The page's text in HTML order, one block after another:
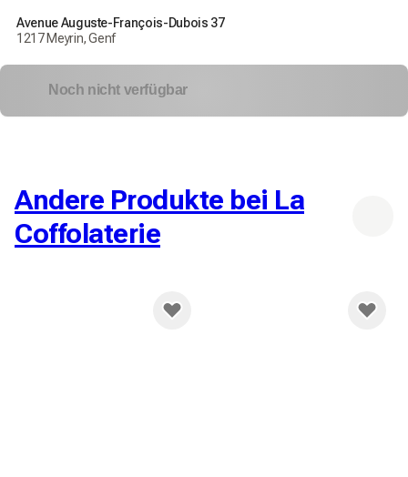
Avenue Auguste-François-Dubois 37
1217 Meyrin, Genf
Noch nicht verfügbar
Andere Produkte bei La
Coffolaterie